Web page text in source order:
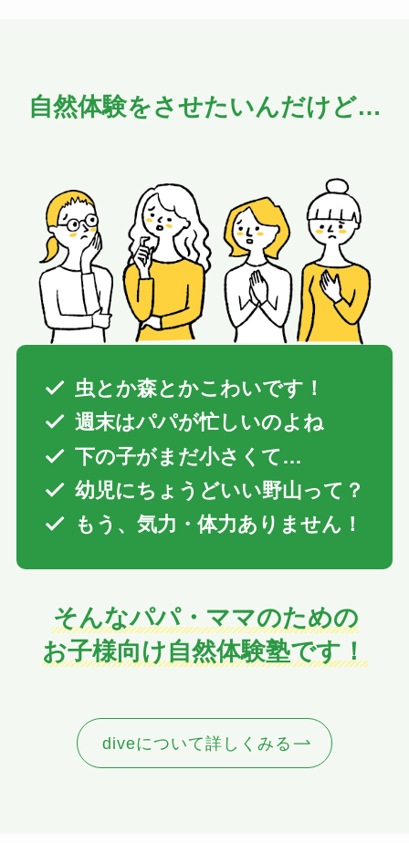
自然体験をさせたいんだけど…
虫とか森とかこわいです！
週末はパパが忙しいのよね
下の子がまだ小さくて…
幼児にちょうどいい野山って？
もう、気力・体力ありません！
そんなパパ・ママのための
お子様向け自然体験塾です！
diveについて詳しくみる